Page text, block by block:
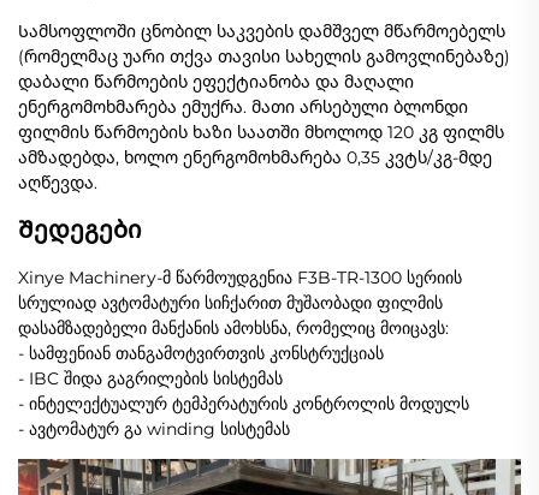
Სამსოფლოში ცნობილ საკვების დამშველ მწარმოებელს
(რომელმაც უარი თქვა თავისი სახელის გამოვლინებაზე)
დაბალი წარმოების ეფექტიანობა და მაღალი
ენერგომოხმარება ემუქრა. მათი არსებული ბლონდი
ფილმის წარმოების ხაზი საათში მხოლოდ 120 კგ ფილმს
ამზადებდა, ხოლო ენერგომოხმარება 0,35 კვტს/კგ-მდე
აღწევდა.
Შედეგები
Xinye Machinery-მ წარმოუდგენია F3B-TR-1300 სერიის
სრულიად ავტომატური სიჩქარით მუშაობადი ფილმის
დასამზადებელი მანქანის ამოხსნა, რომელიც მოიცავს:
- სამფენიან თანგამოტვირთვის კონსტრუქციას
- IBC შიდა გაგრილების სისტემას
- ინტელექტუალურ ტემპერატურის კონტროლის მოდულს
- ავტომატურ გა winding სისტემას